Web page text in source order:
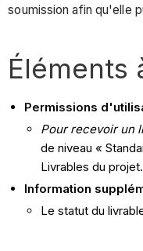
soumission afin qu'elle
Éléments
Permissions
Pour recevoir un
de niveau «
Livrables du projet.
Information
Le statut du